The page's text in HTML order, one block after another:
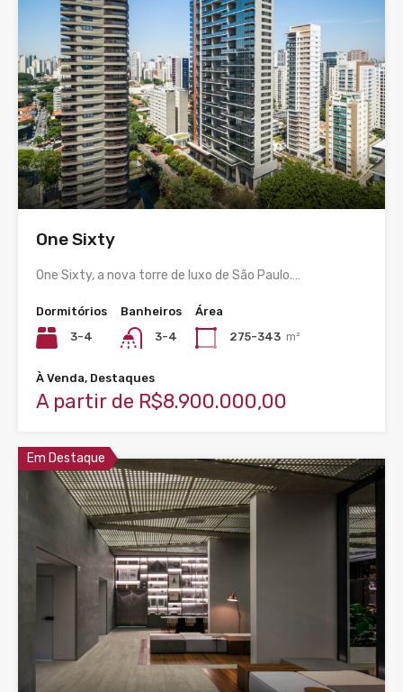
One Sixty
One Sixty, a nova torre de luxo de São Paulo.…
Dormitórios
3-4
Banheiros
3-4
Área
275-343 m²
À Venda, Destaques
A partir de R$8.900.000,00
Em Destaque